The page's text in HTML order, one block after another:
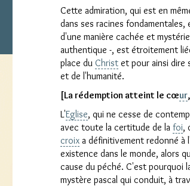
Cette admiration, qui est en
dans ses racines
d'une manière cachée et
authentique -, est étroitement
place du Christ et pour ainsi dire
et de l'humanité.
[La rédemption atteint le cœur
L'Eglise, qui ne cesse de
avec toute la certitude de la foi,
croix a définitivement redonné à
existence dans le monde, alors
cause du péché. C'est pourquoi
mystère pascal qui conduit, à